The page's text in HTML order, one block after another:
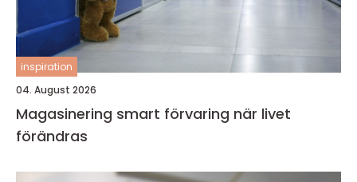
inspiration
04. August 2026
Magasinering smart förvaring när livet
förändras